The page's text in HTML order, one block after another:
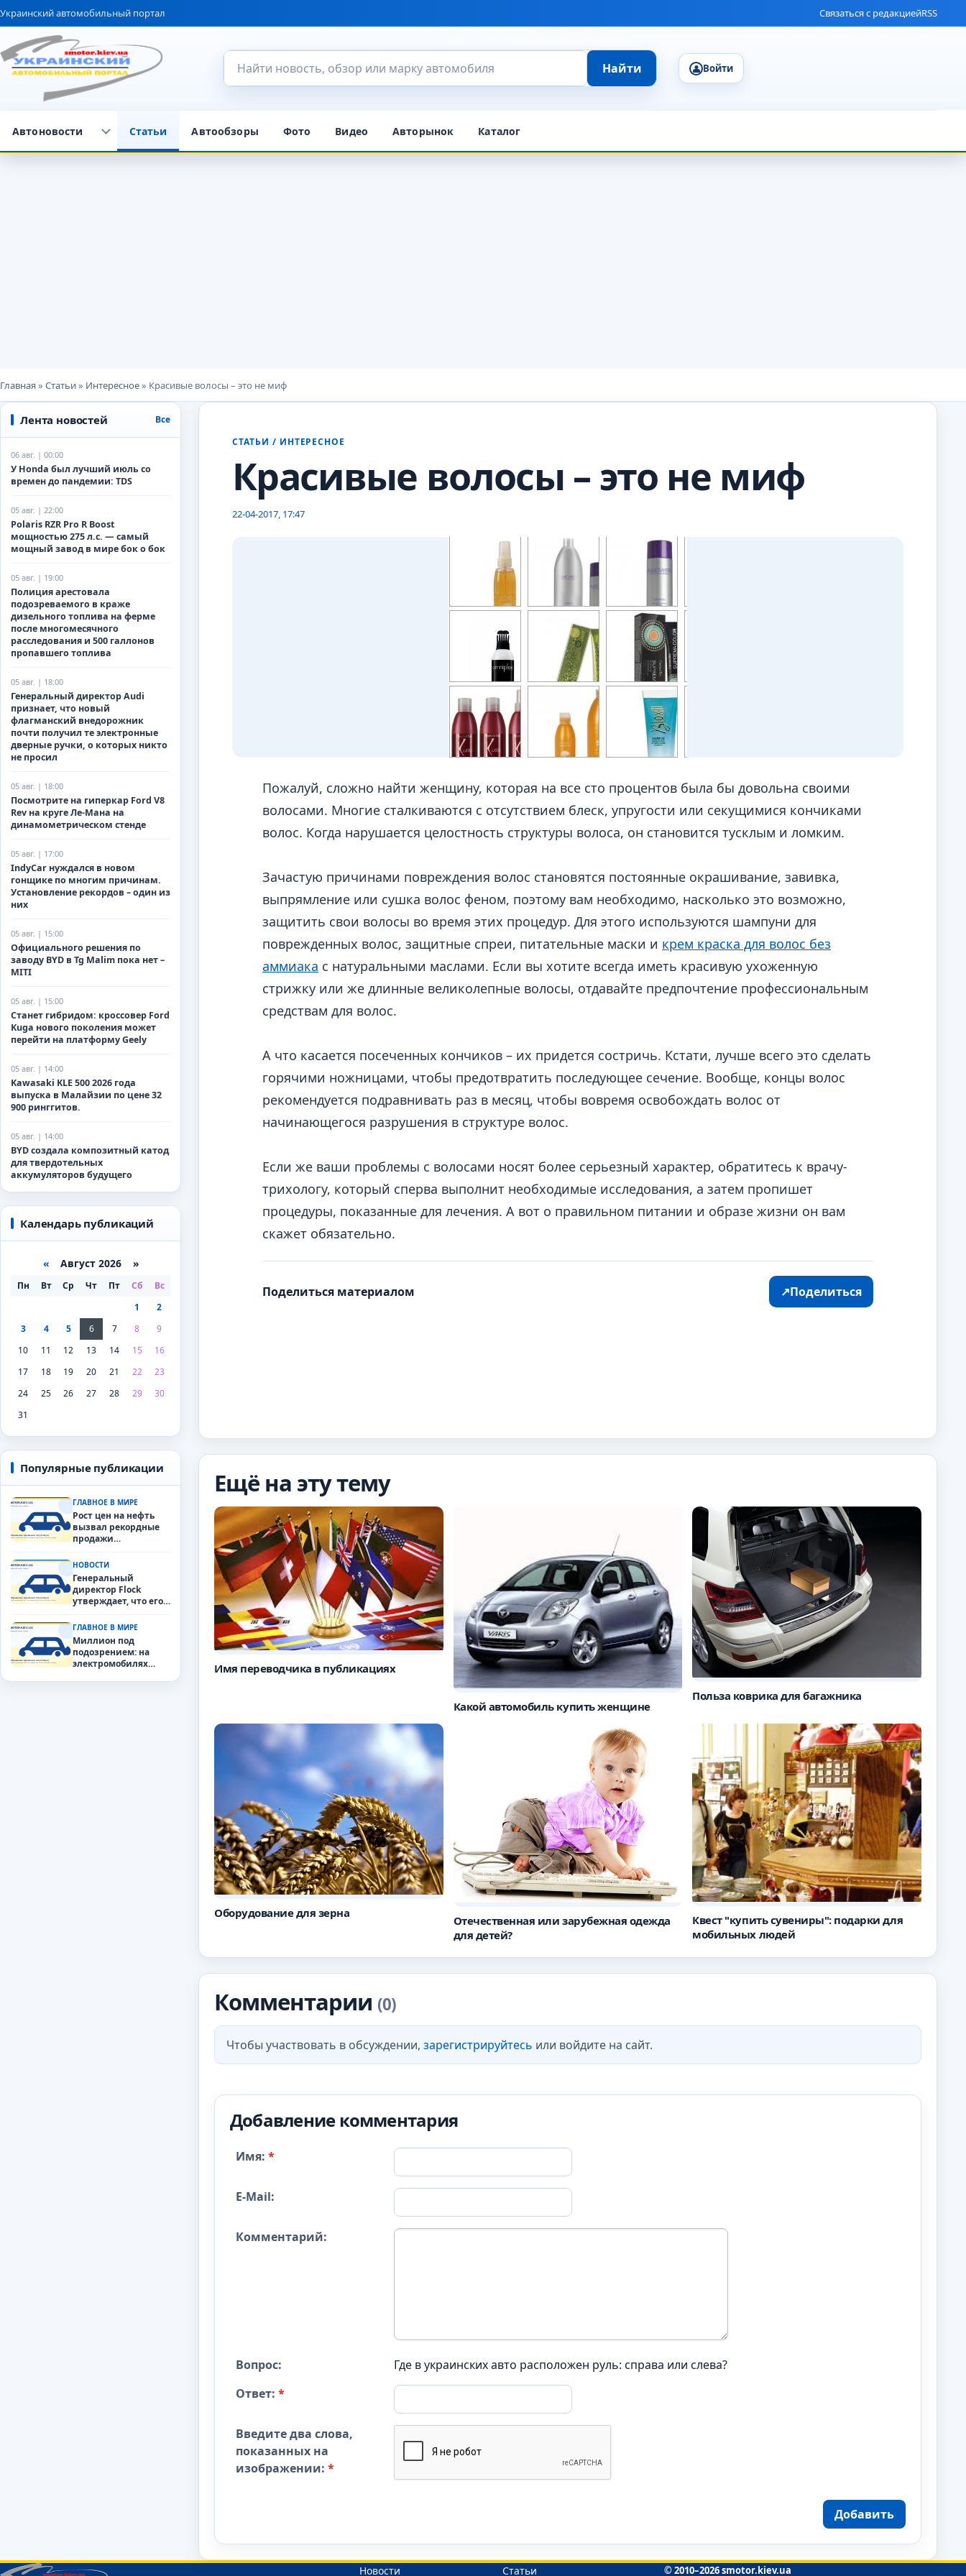
Украинский автомобильный портал Связаться с редакциейRSS
Поиск по сайту
Найти Войти
Автоновости Статьи Автообзоры Фото Видео Авторынок Каталог
Главная» Статьи» Интересное» Красивые волосы – это не миф
autoexpert
СТАТЬИ / ИНТЕРЕСНОЕ
Красивые волосы – это не миф
22-04-2017, 17:47
Пожалуй, сложно найти женщину, которая на все сто процентов была бы довольна своими
волосами. Многие сталкиваются с отсутствием блеск, упругости или секущимися кончиками
волос. Когда нарушается целостность структуры волоса, он становится тусклым и ломким.
Зачастую причинами повреждения волос становятся постоянные окрашивание, завивка,
выпрямление или сушка волос феном, поэтому вам необходимо, насколько это возможно,
защитить свои волосы во время этих процедур. Для этого используются шампуни для
поврежденных волос, защитные спреи, питательные маски и крем краска для волос без
аммиака с натуральными маслами. Если вы хотите всегда иметь красивую ухоженную
стрижку или же длинные великолепные волосы, отдавайте предпочтение профессиональным
средствам для волос.
А что касается посеченных кончиков – их придется состричь. Кстати, лучше всего это сделать
горячими ножницами, чтобы предотвратить последующее сечение. Вообще, концы волос
рекомендуется подравнивать раз в месяц, чтобы вовремя освобождать волос от
начинающегося разрушения в структуре волос.
Если же ваши проблемы с волосами носят более серьезный характер, обратитесь к врачу-
трихологу, который сперва выполнит необходимые исследования, а затем пропишет
процедуры, показанные для лечения. А вот о правильном питании и образе жизни он вам
скажет обязательно.
Поделиться материалом ↗Поделиться
Ещё на эту тему
Имя переводчика в публикациях
Какой автомобиль купить женщине
Польза коврика для багажника
Оборудование для зерна
Отечественная или зарубежная одежда
для детей?
Квест "купить сувениры": подарки для
мобильных людей
Комментарии (0)
Чтобы участвовать в обсуждении, зарегистрируйтесь или войдите на сайт.
Добавление комментария
Имя: *
E-Mail:
Комментарий:
Вопрос:
Где в украинских авто расположен руль: справа или слева?
Ответ: *
Введите два слова,
показанных на
изображении: *
Добавить
Лента новостей Все
06 авг. | 00:00
У Honda был лучший июль со
времен до пандемии: TDS
05 авг. | 22:00
Polaris RZR Pro R Boost
мощностью 275 л.с. — самый
мощный завод в мире бок о бок
05 авг. | 19:00
Полиция арестовала
подозреваемого в краже
дизельного топлива на ферме
после многомесячного
расследования и 500 галлонов
пропавшего топлива
05 авг. | 18:00
Генеральный директор Audi
признает, что новый
флагманский внедорожник
почти получил те электронные
дверные ручки, о которых никто
не просил
05 авг. | 18:00
Посмотрите на гиперкар Ford V8
Rev на круге Ле-Мана на
динамометрическом стенде
05 авг. | 17:00
IndyCar нуждался в новом
гонщике по многим причинам.
Установление рекордов – один из
них
05 авг. | 15:00
Официального решения по
заводу BYD в Tg Malim пока нет –
MITI
05 авг. | 15:00
Станет гибридом: кроссовер Ford
Kuga нового поколения может
перейти на платформу Geely
05 авг. | 14:00
Kawasaki KLE 500 2026 года
выпуска в Малайзии по цене 32
900 ринггитов.
05 авг. | 14:00
BYD создала композитный катод
для твердотельных
аккумуляторов будущего
Календарь публикаций
«Август 2026 »
Пн Вт Ср Чт Пт Сб
Вс
1
2
3
4 5 6 7 8
9
10
11 12 13 14 15
16
17
18 19 20 21 22
23
24
25 26 27 28 29
30
31
Популярные публикации
ГЛАВНОЕ В МИРЕ
Рост цен на нефть
вызвал рекордные
продажи
сразу в 50 странах.
НОВОСТИ
Генеральный
директор Flock
утверждает, что его
нарушением
Конституции.
ГЛАВНОЕ В МИРЕ
Миллион под
подозрением: на
электромобилях
Новости Статьи © 2010–2026 smotor.kiev.ua